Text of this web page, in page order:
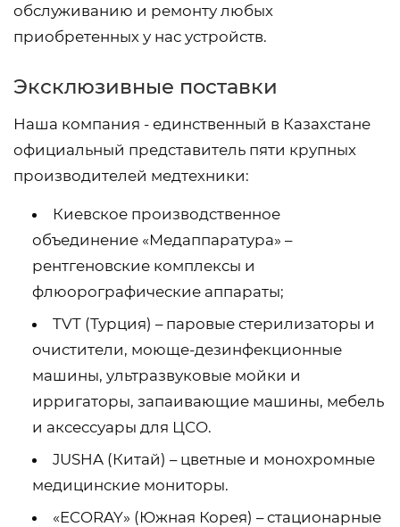
обслуживанию и ремонту любых
приобретенных у нас устройств.
Эксклюзивные поставки
Наша компания - единственный в Казахстане
официальный представитель пяти крупных
производителей медтехники:
Киевское производственное
объединение «Медаппаратура» –
рентгеновские комплексы и
флюорографические аппараты;
TVT (Турция) – паровые стерилизаторы и
очистители, моюще-дезинфекционные
машины, ультразвуковые мойки и
ирригаторы, запаивающие машины, мебель
и аксессуары для ЦСО.
JUSHA (Китай) – цветные и монохромные
медицинские мониторы.
«ECORAY» (Южная Корея) – стационарные